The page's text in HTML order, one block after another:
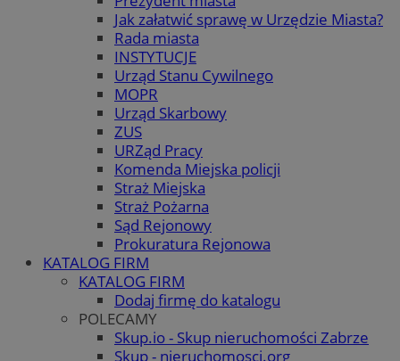
Jak załatwić sprawę w Urzędzie Miasta?
Rada miasta
INSTYTUCJE
Urząd Stanu Cywilnego
MOPR
Urząd Skarbowy
ZUS
URZąd Pracy
Komenda Miejska policji
Straż Miejska
Straż Pożarna
Sąd Rejonowy
Prokuratura Rejonowa
KATALOG FIRM
KATALOG FIRM
Dodaj firmę do katalogu
POLECAMY
Skup.io - Skup nieruchomości Zabrze
Skup - nieruchomosci.org